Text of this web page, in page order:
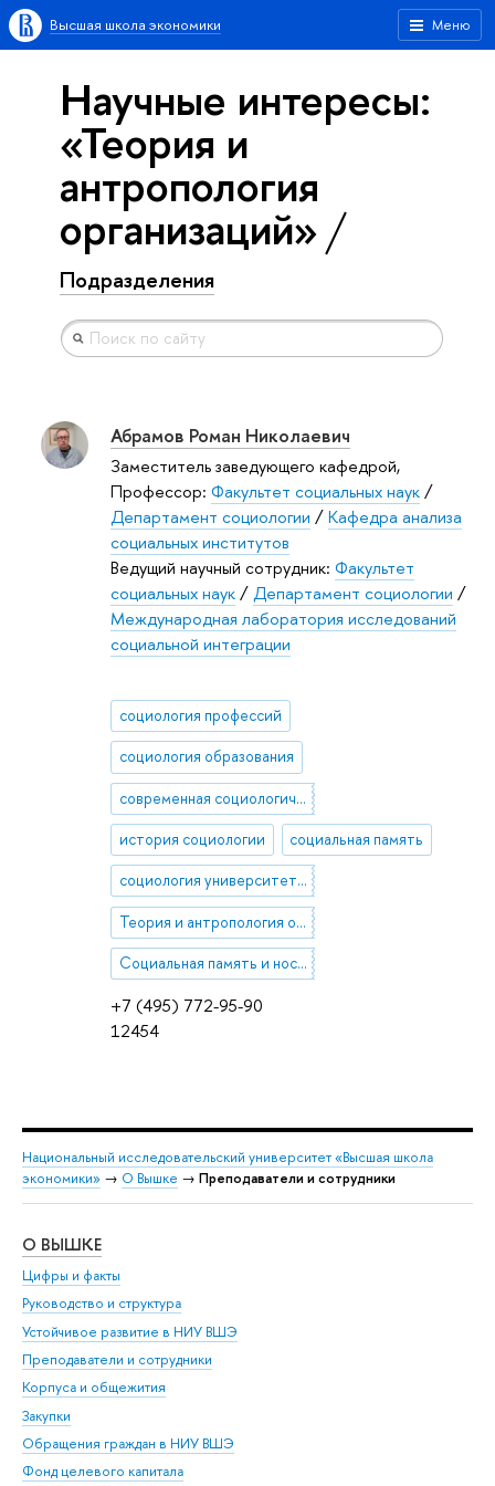
Меню
Высшая школа экономики
Научные интересы:
«Теория и
антропология
организаций»
Подразделения
+7 (495) 772-95-90
12454
Абрамов Роман Николаевич
Заместитель заведующего кафедрой,
Профессор: Факультет социальных наук/
Департамент социологии /Кафедра анализа
социальных институтов
Ведущий научный сотрудник: Факультет
социальных наук/Департамент социологии /
Международная лаборатория исследований
социальной интеграции
социология профессий
социология образования
современная социологическая теория
история социологии социальная память
социология университетов
Теория и антропология организаций
Социальная память и ностальгия
Национальный исследовательский университет «Высшая школа
экономики» → О Вышке → Преподаватели и сотрудники
О ВЫШКЕ
Цифры и факты
Руководство и структура
Устойчивое развитие в НИУ ВШЭ
Преподаватели и сотрудники
Корпуса и общежития
Закупки
Обращения граждан в НИУ ВШЭ
Фонд целевого капитала